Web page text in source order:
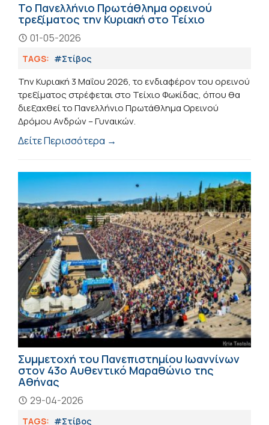
Το Πανελλήνιο Πρωτάθλημα ορεινού
τρεξίματος την Κυριακή στο Τείχιο
01-05-2026
TAGS: #Στίβος
Την Κυριακή 3 Μαΐου 2026, το ενδιαφέρον του ορεινού
τρεξίματος στρέφεται στο Τείχιο Φωκίδας, όπου θα
διεξαχθεί το Πανελλήνιο Πρωτάθλημα Ορεινού
Δρόμου Ανδρών – Γυναικών.
Δείτε Περισσότερα →
Συμμετοχή του Πανεπιστημίου Ιωαννίνων
στον 43ο Αυθεντικό Μαραθώνιο της
Αθήνας
29-04-2026
TAGS: #Στίβος